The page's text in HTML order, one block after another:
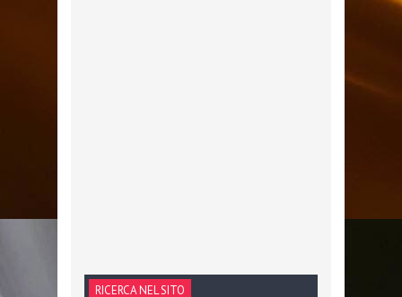
RICERCA NEL SITO